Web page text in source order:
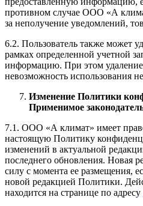
противном случае ООО «А
за неполучение уведомлений,
6.2. Пользователь также может
рамках определенной учетной
информацию. При этом удаление
невозможность использования
Изменение Политики
Применимое
7.1. ООО «А климат» имеет
настоящую Политику
изменений в актуальной
последнего обновления. Новая
силу с момента ее размещения,
новой редакцией Политики.
находится на странице по адресу